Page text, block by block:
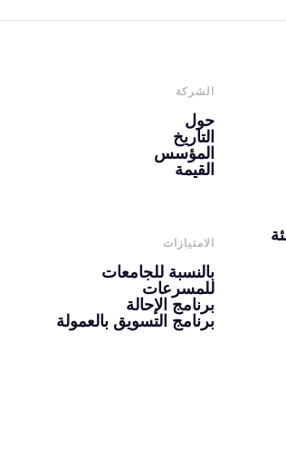
الشركة
حول
التاريخ
المؤسس
القيمة
الامتيازات
بالنسبة للجامعات
للمسرعات
برنامج الإحالة
برنامج التسويق بالعمولة